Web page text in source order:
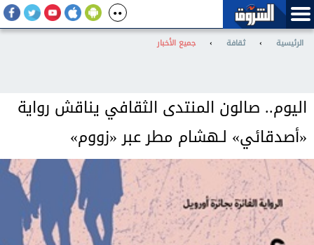
الرئيسية › ثقافة › جميع الأخبار
اليوم.. صالون المنتدى الثقافي يناقش رواية
«أصدقائي» لـهشام مطر عبر «زووم»